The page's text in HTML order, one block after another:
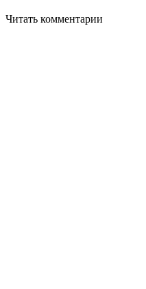
Читать комментарии